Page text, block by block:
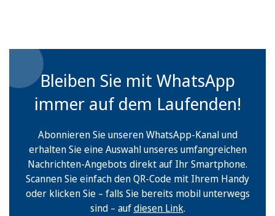
Bleiben Sie mit WhatsApp
immer auf dem Laufenden!
Abonnieren Sie unseren WhatsApp-Kanal und
erhalten Sie eine Auswahl unseres umfangreichen
Nachrichten-Angebots direkt auf Ihr Smartphone.
Scannen Sie einfach den QR-Code mit Ihrem Handy
oder klicken Sie – falls Sie bereits mobil unterwegs
sind – aufdiesen Link.